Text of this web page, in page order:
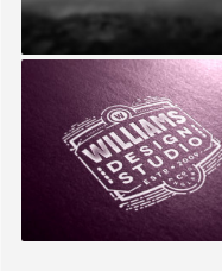
Williams Studio